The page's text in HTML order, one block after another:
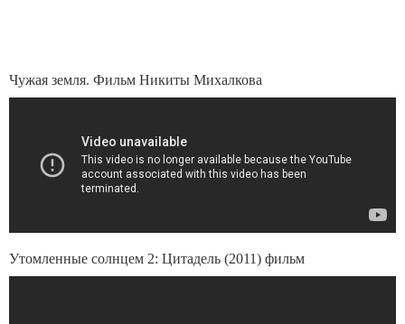
Чужая земля. Фильм Никиты Михалкова
Утомленные солнцем 2: Цитадель (2011) фильм